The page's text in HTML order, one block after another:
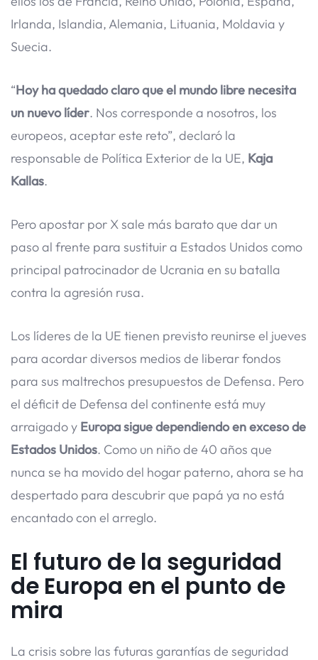
Irlanda, Islandia, Alemania, Lituania, Moldavia y
Suecia.
“Hoy ha quedado claro que el mundo libre necesita
un nuevo líder. Nos corresponde a nosotros, los
europeos, aceptar este reto”, declaró la
responsable de Política Exterior de la UE, Kaja
Kallas.
Pero apostar por X sale más barato que dar un
paso al frente para sustituir a Estados Unidos como
principal patrocinador de Ucrania en su batalla
contra la agresión rusa.
Los líderes de la UE tienen previsto reunirse el jueves
para acordar diversos medios de liberar fondos
para sus maltrechos presupuestos de Defensa. Pero
el déficit de Defensa del continente está muy
arraigado y Europa sigue dependiendo en exceso de
Estados Unidos. Como un niño de 40 años que
nunca se ha movido del hogar paterno, ahora se ha
despertado para descubrir que papá ya no está
encantado con el arreglo.
El futuro de la seguridad
de Europa en el punto de
mira
La crisis sobre las futuras garantías de seguridad